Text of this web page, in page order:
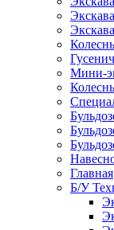
Мини-
Главная
Б/У